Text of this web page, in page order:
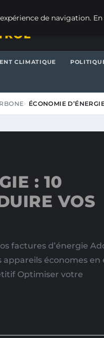
CLIMATIQUE
ÉCONOMIE
: 10
VOS
factures d’énergie
économes en
Optimiser votre
de navigation.